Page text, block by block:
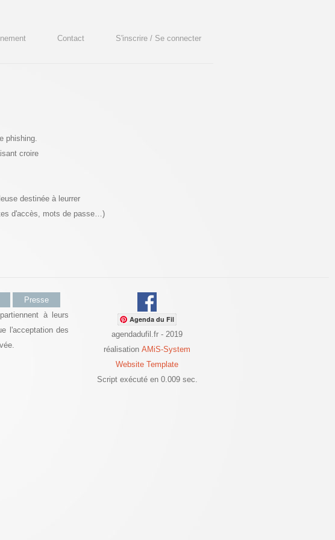
Contact S'inscrire / Se connecter
phishing.
croire
destinée à leurrer
d'accès, mots de passe…)
Presse
à leurs
l'acceptation des
Agenda du Fil
agendadufil.fr - 2019
réalisation AMiS-System
Website Template
Script exécuté en 0.009 sec.